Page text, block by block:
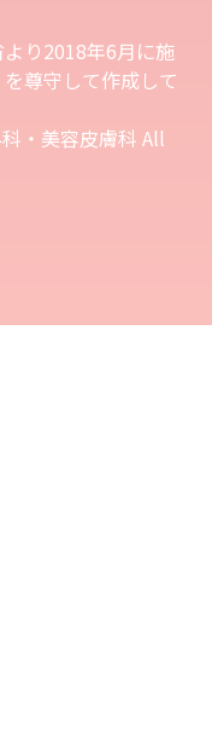
り2018年6月に施
尊守して作成して
・美容皮膚科 All